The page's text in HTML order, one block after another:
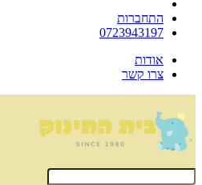
התחברות
0723943197
אודות
צרו קשר